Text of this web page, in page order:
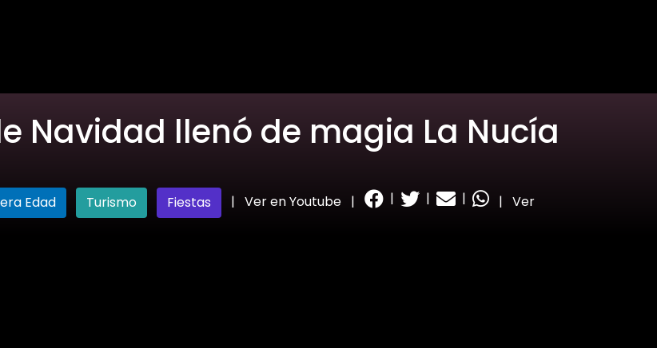
Navidad llenó de magia La Nucía
Edad Turismo Fiestas | Ver en Youtube | | | | | Ver